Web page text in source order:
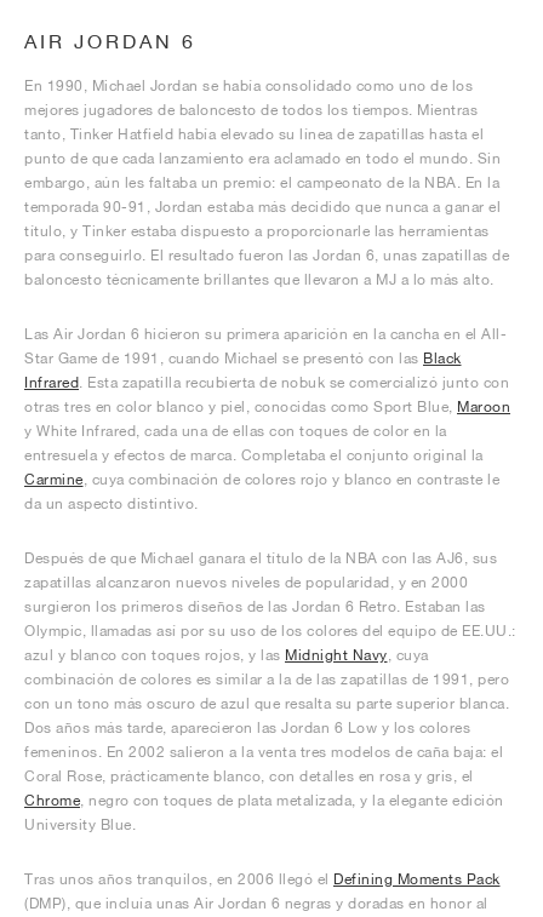
AIR JORDAN 6
En 1990, Michael Jordan se había consolidado como uno de los
mejores jugadores de baloncesto de todos los tiempos. Mientras
tanto, Tinker Hatfield había elevado su línea de zapatillas hasta el
punto de que cada lanzamiento era aclamado en todo el mundo. Sin
embargo, aún les faltaba un premio: el campeonato de la NBA. En la
temporada 90-91, Jordan estaba más decidido que nunca a ganar el
título, y Tinker estaba dispuesto a proporcionarle las herramientas
para conseguirlo. El resultado fueron las Jordan 6, unas zapatillas de
baloncesto técnicamente brillantes que llevaron a MJ a lo más alto.
Las Air Jordan 6 hicieron su primera aparición en la cancha en el All-
Star Game de 1991, cuando Michael se presentó con las Black
Infrared . Esta zapatilla recubierta de nobuk se comercializó junto con
otras tres en color blanco y piel, conocidas como Sport Blue, Maroon
y White Infrared, cada una de ellas con toques de color en la
entresuela y efectos de marca. Completaba el conjunto original la
Carmine , cuya combinación de colores rojo y blanco en contraste le
da un aspecto distintivo.
Después de que Michael ganara el título de la NBA con las AJ6, sus
zapatillas alcanzaron nuevos niveles de popularidad, y en 2000
surgieron los primeros diseños de las Jordan 6 Retro. Estaban las
Olympic, llamadas así por su uso de los colores del equipo de EE.UU.:
azul y blanco con toques rojos, y las Midnight Navy , cuya
combinación de colores es similar a la de las zapatillas de 1991, pero
con un tono más oscuro de azul que resalta su parte superior blanca.
Dos años más tarde, aparecieron las Jordan 6 Low y los colores
femeninos. En 2002 salieron a la venta tres modelos de caña baja: el
Coral Rose, prácticamente blanco, con detalles en rosa y gris, el
Chrome , negro con toques de plata metalizada, y la elegante edición
University Blue.
Tras unos años tranquilos, en 2006 llegó el Defining Moments Pack
(DMP), que incluía unas Air Jordan 6 negras y doradas en honor al